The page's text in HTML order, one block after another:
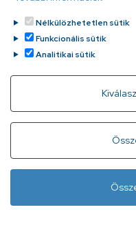
Nélkülözhetetlen sütik
Funkcionális sütik
Analitikai sütik
Withdraw consent
+ 36 1 296 2556